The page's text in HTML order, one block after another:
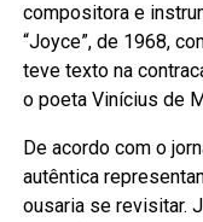
compositora e
“Joyce”, de 1968,
teve texto na
o poeta Vinícius de
De acordo com o
autêntica
ousaria se revisitar.